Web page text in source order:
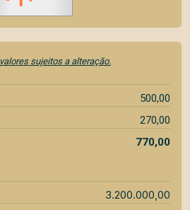
valores sujeitos a alteração.
500,00
270,00
770,00
3.200.000,00